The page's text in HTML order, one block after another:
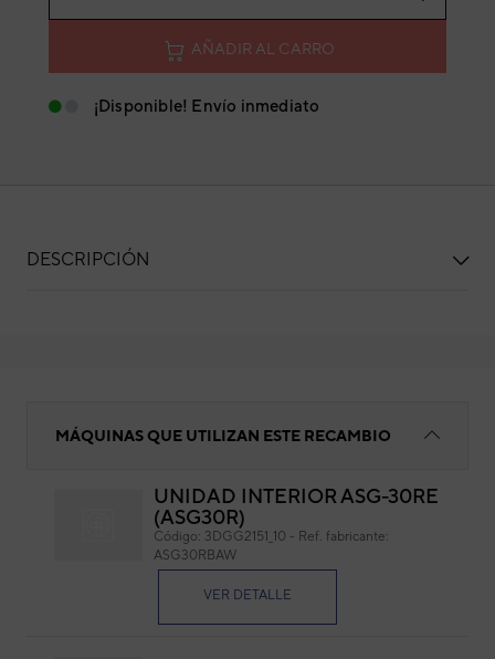
AÑADIR AL CARRO
¡Disponible! Envío inmediato
DESCRIPCIÓN
MÁQUINAS QUE UTILIZAN ESTE RECAMBIO
UNIDAD INTERIOR ASG-30RE
(ASG30R)
Código: 3DGG2151_10 - Ref. fabricante:
ASG30RBAW
VER DETALLE